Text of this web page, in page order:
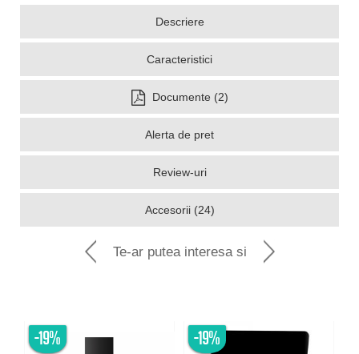
Descriere
Caracteristici
Documente (2)
Alerta de pret
Review-uri
Accesorii (24)
Te-ar putea interesa si
-19% -19%